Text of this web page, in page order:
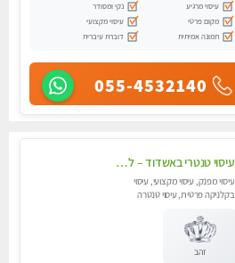
עיסוי מרגיע
נקי ומסודר
מקום פרטי
עיסוי מקצועי
תמונה אמיתית
דוברת עיברית
055-4532140
עיסוי טנטרי באשדוד – לא מה שחשבת הרבה יותר ממה שדמיינת
עיסוי מפנק, עיסוי מקצועי, עיסוי
בקלניקה פרטית, עיסוי טנטרה
זהב